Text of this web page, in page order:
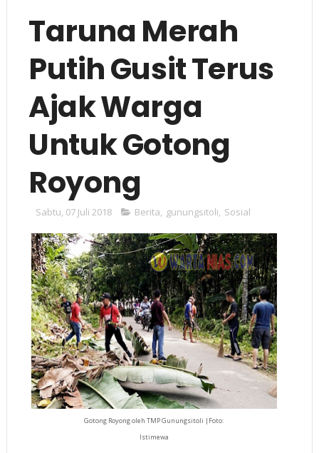
Taruna Merah
Putih Gusit Terus
Ajak Warga
Untuk Gotong
Royong
Sabtu, 07 Juli 2018 Berita, gunungsitoli, Sosial
Gotong Royong oleh TMP Gunungsitoli |Foto:
Istimewa